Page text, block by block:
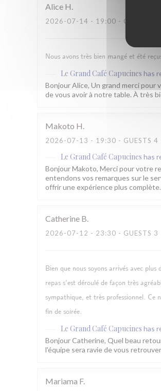
Alice H
2026-07-14 - 19:00 - GUESTS 4
Nous avons très bien mangé et été
Le Grand Café Capucines has
Bonjour Alice, Un grand merci pour
de vous avoir à notre table. À très
Makoto H
2026-07-13 - 19:30 - GUESTS 4
Le Grand Café Capucines has
Bonjour Makoto, Merci pour votre
entendons vos remarques sur le
offrir une expérience plus
Catherine B
2026-07-12 - 23:30 - GUESTS 3
Bien que nous soyons arrivés avec
repas s’est déroulé de façon très
sympathique, et très professionnel. Ce
fin de soirée.
Le Grand Café Capucines has
Bonjour Catherine, Quel beau
l'équipe sera ravie de vous
Mariama F